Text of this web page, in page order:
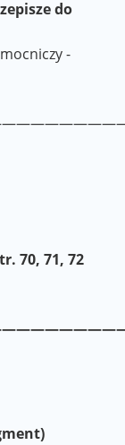
do
-
70, 71, 72